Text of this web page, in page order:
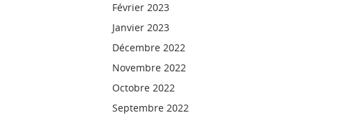
Février 2023
Janvier 2023
Décembre 2022
Novembre 2022
Octobre 2022
Septembre 2022